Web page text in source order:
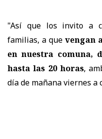
"Así que los invito a
familias, a que vengan
en nuestra comuna,
hasta las 20 horas,
día de mañana viernes a